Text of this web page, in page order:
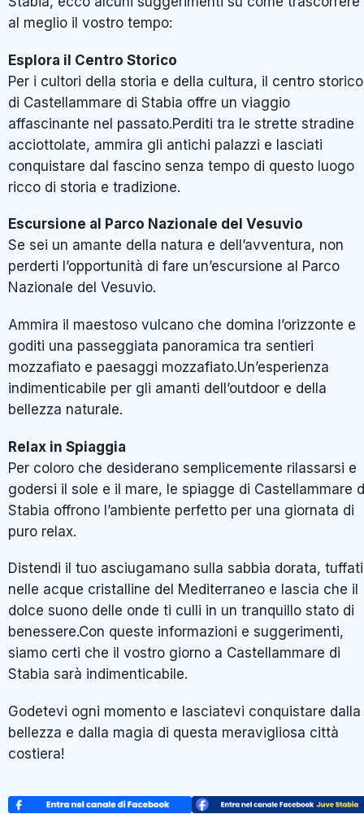
al meglio il vostro tempo:
Esplora il Centro Storico
Per i cultori della storia e della cultura, il centro storico
di Castellammare di Stabia offre un viaggio
affascinante nel passato.Perditi tra le strette stradine
acciottolate, ammira gli antichi palazzi e lasciati
conquistare dal fascino senza tempo di questo luogo
ricco di storia e tradizione.
Escursione al Parco Nazionale del Vesuvio
Se sei un amante della natura e dell’avventura, non
perderti l’opportunità di fare un’escursione al Parco
Nazionale del Vesuvio.
Ammira il maestoso vulcano che domina l’orizzonte e
goditi una passeggiata panoramica tra sentieri
mozzafiato e paesaggi mozzafiato.Un’esperienza
indimenticabile per gli amanti dell’outdoor e della
bellezza naturale.
Relax in Spiaggia
Per coloro che desiderano semplicemente rilassarsi e
godersi il sole e il mare, le spiagge di Castellammare
Stabia offrono l’ambiente perfetto per una giornata di
puro relax.
Distendi il tuo asciugamano sulla sabbia dorata, tuffati
nelle acque cristalline del Mediterraneo e lascia che il
dolce suono delle onde ti culli in un tranquillo stato di
benessere.Con queste informazioni e suggerimenti,
siamo certi che il vostro giorno a Castellammare di
Stabia sarà indimenticabile.
Godetevi ogni momento e lasciatevi conquistare dalla
bellezza e dalla magia di questa meravigliosa città
costiera!